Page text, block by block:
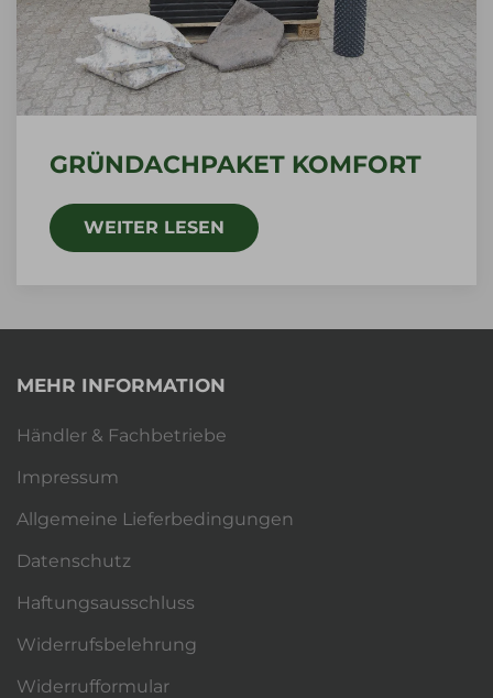
GRÜNDACHPAKET KOMFORT
WEITER LESEN
MEHR INFORMATION
Händler & Fachbetriebe
Impressum
Allgemeine Lieferbedingungen
Datenschutz
Haftungsausschluss
Widerrufsbelehrung
Widerrufformular